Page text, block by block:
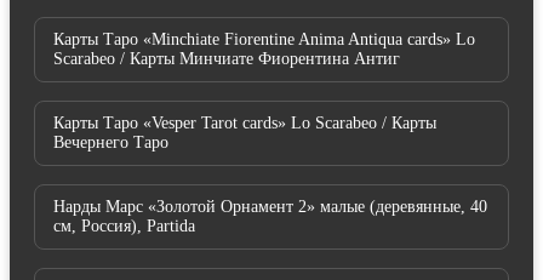
Карты Таро «Minchiate Fiorentine Anima Antiqua cards» Lo
Scarabeo / Карты Минчиате Фиорентина Антиг
Карты Таро «Vesper Tarot cards» Lo Scarabeo / Карты
Вечернего Таро
Нарды Марс «Золотой Орнамент 2» малые (деревянные, 40
см, Россия), Partida